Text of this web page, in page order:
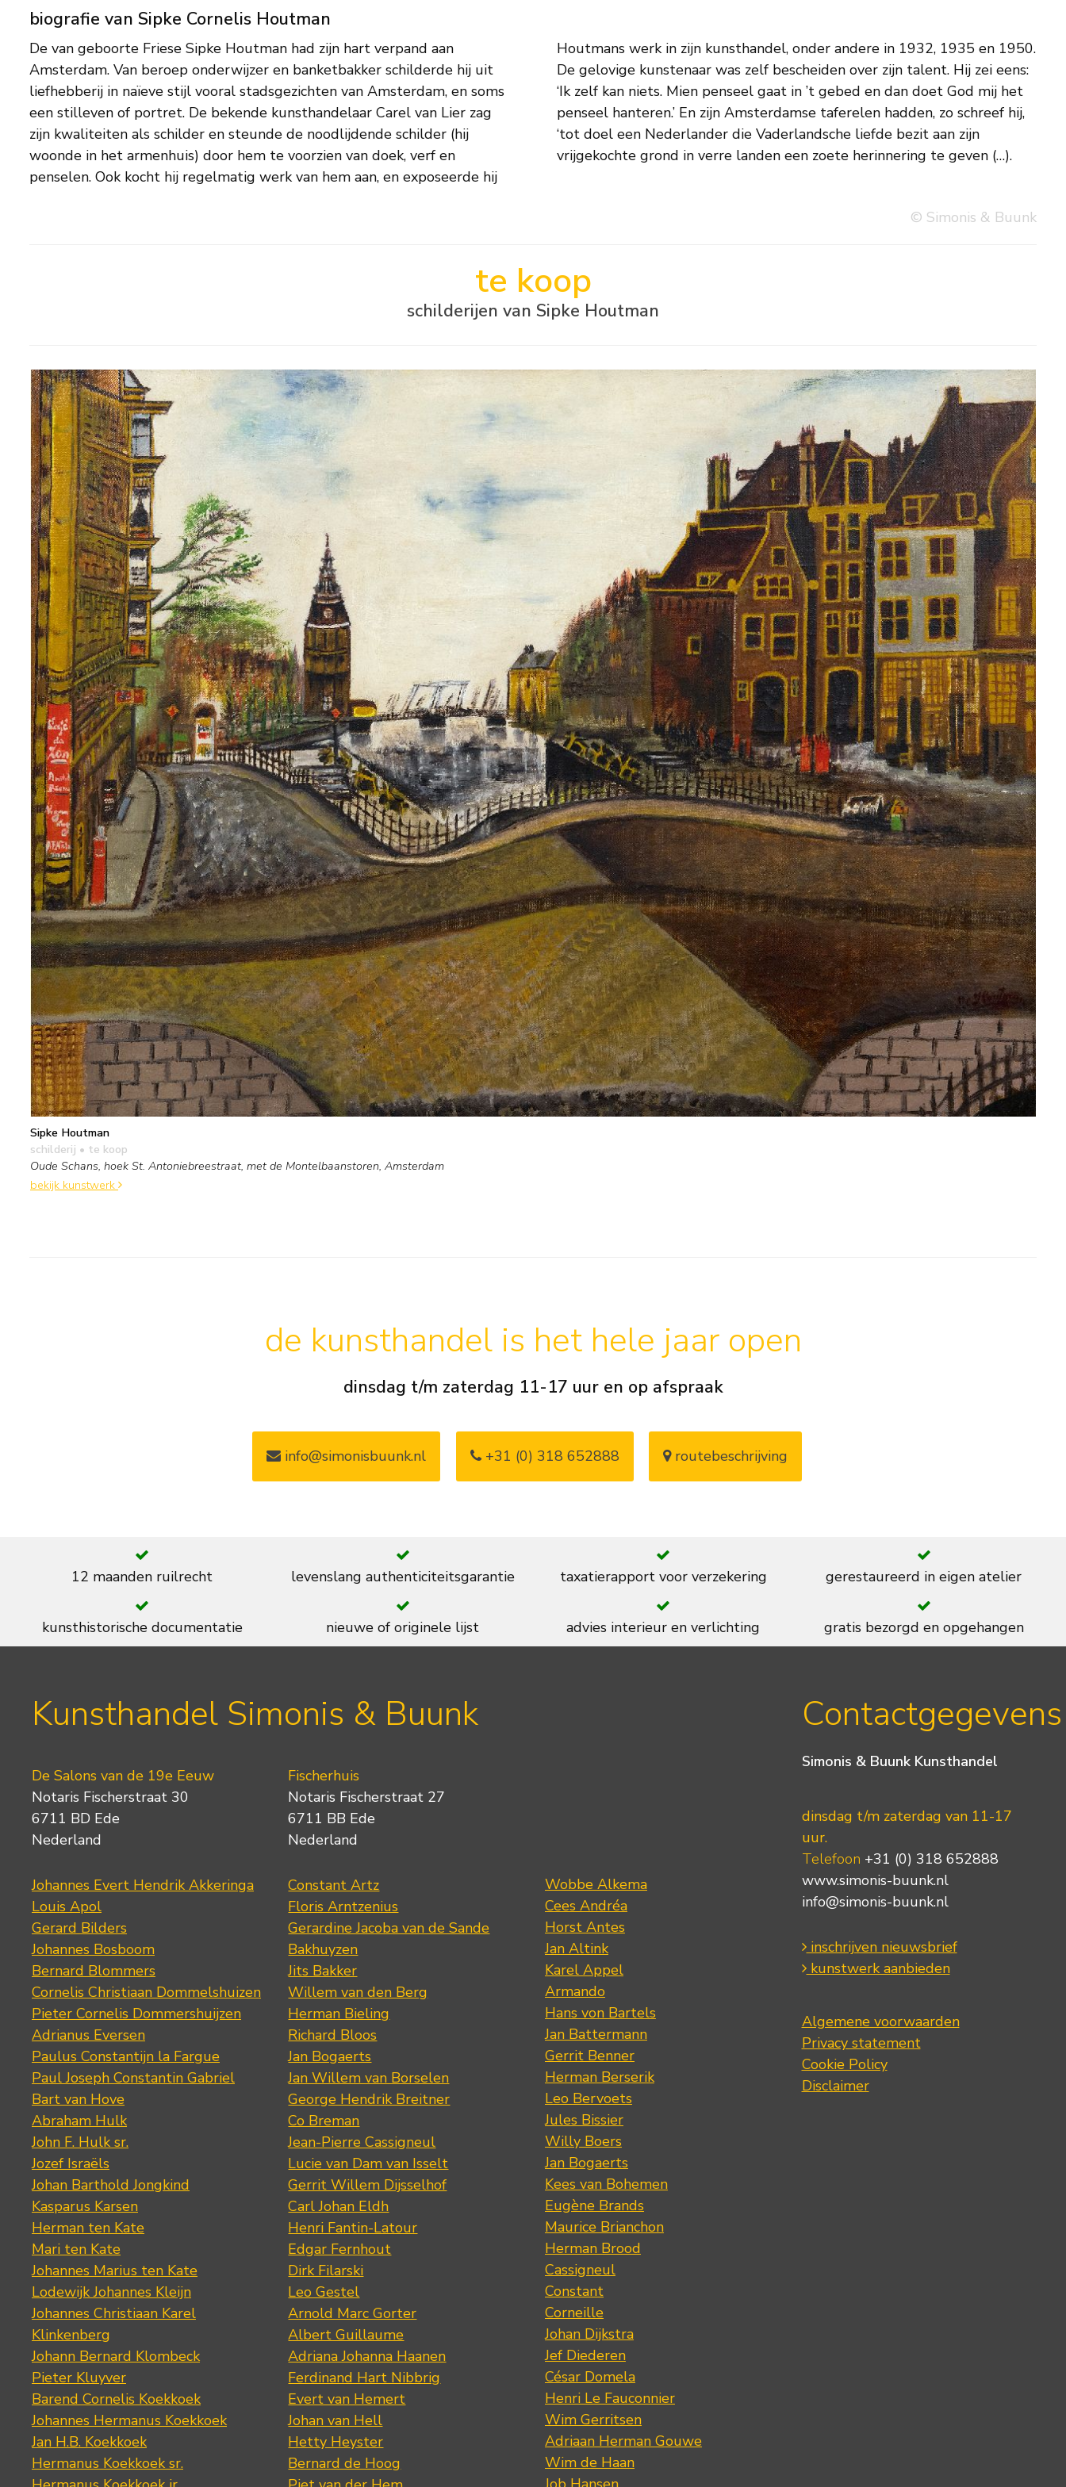
biografie van Sipke Cornelis Houtman
De van geboorte Friese Sipke Houtman had zijn hart verpand aan
Amsterdam. Van beroep onderwijzer en banketbakker schilderde hij uit
liefhebberij in naïeve stijl vooral stadsgezichten van Amsterdam, en soms
een stilleven of portret. De bekende kunsthandelaar Carel van Lier zag
zijn kwaliteiten als schilder en steunde de noodlijdende schilder (hij
woonde in het armenhuis) door hem te voorzien van doek, verf en
penselen. Ook kocht hij regelmatig werk van hem aan, en exposeerde hij
Houtmans werk in zijn kunsthandel, onder andere in 1932, 1935 en 1950.
De gelovige kunstenaar was zelf bescheiden over zijn talent. Hij zei eens:
‘Ik zelf kan niets. Mien penseel gaat in ’t gebed en dan doet God mij het
penseel hanteren.’ En zijn Amsterdamse taferelen hadden, zo schreef hij,
‘tot doel een Nederlander die Vaderlandsche liefde bezit aan zijn
vrijgekochte grond in verre landen een zoete herinnering te geven (…).
© Simonis & Buunk
te koop
schilderijen van Sipke Houtman
Sipke Houtman
schilderij • te koop
Oude Schans, hoek St. Antoniebreestraat, met de Montelbaanstoren, Amsterdam
bekijk kunstwerk
de kunsthandel is het hele jaar open
dinsdag t/m zaterdag 11-17 uur en op afspraak
info@simonisbuunk.nl +31 (0) 318 652888 routebeschrijving
12 maanden ruilrecht levenslang authenticiteitsgarantie taxatierapport voor verzekering gerestaureerd in eigen atelier
kunsthistorische documentatie nieuwe of originele lijst advies interieur en verlichting gratis bezorgd en opgehangen
Kunsthandel Simonis & Buunk
De Salons van de 19e Eeuw
Notaris Fischerstraat 30
6711 BD Ede
Nederland
Johannes Evert Hendrik Akkeringa
Louis Apol
Gerard Bilders
Johannes Bosboom
Bernard Blommers
Cornelis Christiaan Dommelshuizen
Pieter Cornelis Dommershuijzen
Adrianus Eversen
Paulus Constantijn la Fargue
Paul Joseph Constantin Gabriel
Bart van Hove
Abraham Hulk
John F. Hulk sr.
Jozef Israëls
Johan Barthold Jongkind
Kasparus Karsen
Herman ten Kate
Mari ten Kate
Johannes Marius ten Kate
Lodewijk Johannes Kleijn
Johannes Christiaan Karel
Klinkenberg
Johann Bernard Klombeck
Pieter Kluyver
Barend Cornelis Koekkoek
Johannes Hermanus Koekkoek
Jan H.B. Koekkoek
Hermanus Koekkoek sr.
Fischerhuis
Notaris Fischerstraat 27
6711 BB Ede
Nederland
Constant Artz
Floris Arntzenius
Gerardine Jacoba van de Sande
Bakhuyzen
Jits Bakker
Willem van den Berg
Herman Bieling
Richard Bloos
Jan Bogaerts
Jan Willem van Borselen
George Hendrik Breitner
Co Breman
Jean-Pierre Cassigneul
Lucie van Dam van Isselt
Gerrit Willem Dijsselhof
Carl Johan Eldh
Henri Fantin-Latour
Edgar Fernhout
Dirk Filarski
Leo Gestel
Arnold Marc Gorter
Albert Guillaume
Adriana Johanna Haanen
Ferdinand Hart Nibbrig
Evert van Hemert
Johan van Hell
Hetty Heyster
Bernard de Hoog
Wobbe Alkema
Cees Andréa
Horst Antes
Jan Altink
Karel Appel
Armando
Hans von Bartels
Jan Battermann
Gerrit Benner
Herman Berserik
Leo Bervoets
Jules Bissier
Willy Boers
Jan Bogaerts
Kees van Bohemen
Eugène Brands
Maurice Brianchon
Herman Brood
Cassigneul
Constant
Corneille
Johan Dijkstra
Jef Diederen
César Domela
Henri Le Fauconnier
Wim Gerritsen
Adriaan Herman Gouwe
Wim de Haan
Contactgegevens
Simonis & Buunk Kunsthandel
dinsdag t/m zaterdag van 11-17
uur.
Telefoon +31 (0) 318 652888
www.simonis-buunk.nl
info@simonis-buunk.nl
inschrijven nieuwsbrief
kunstwerk aanbieden
Algemene voorwaarden
Privacy statement
Cookie Policy
Disclaimer